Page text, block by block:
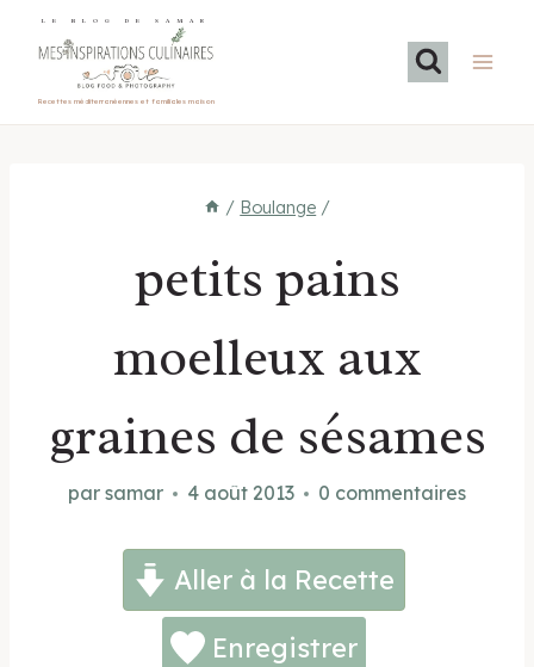
LE BLOG DE SAMAR
Recettes méditerranéennes et familiales maison
/ Boulange /
petits pains
moelleux aux
graines de sésames
par samar 4 août 2013 0 commentaires
Aller à la Recette
Enregistrer